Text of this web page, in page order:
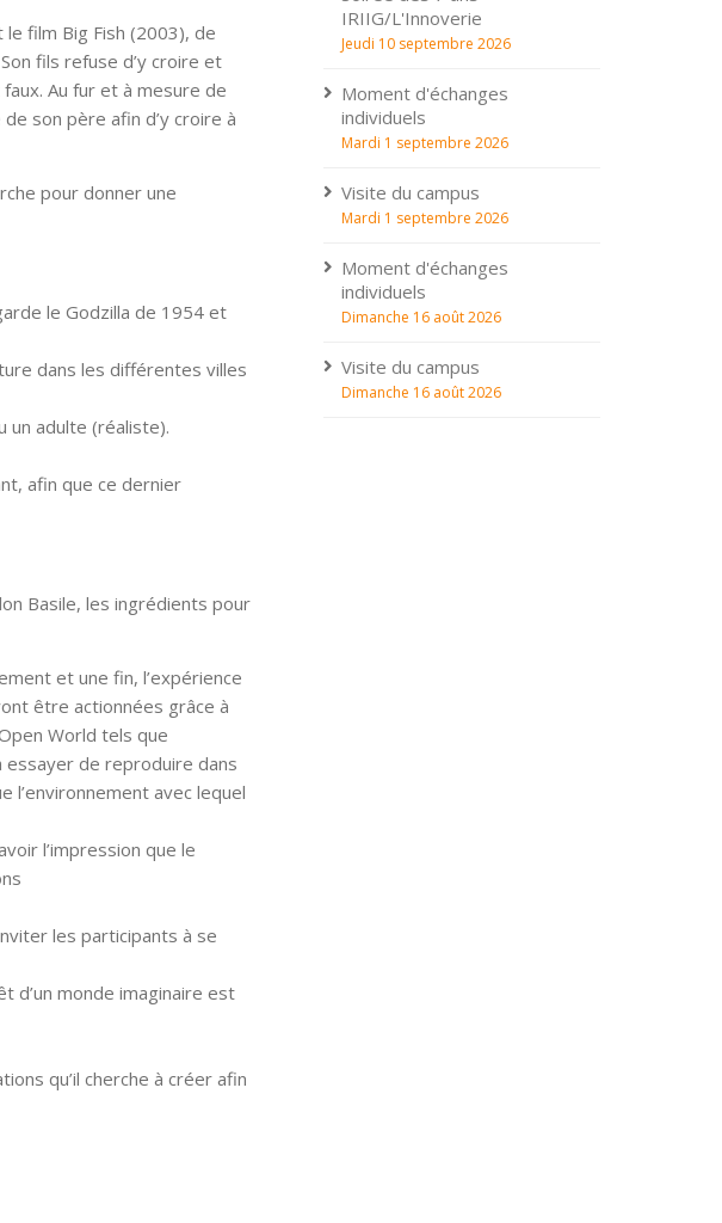
film Big Fish (2003), de
fils refuse d’y croire et
Au fur et à mesure de
son père afin d’y croire à
pour donner une
le Godzilla de 1954 et
dans les différentes villes
un adulte (réaliste).
afin que ce dernier
Basile, les ingrédients pour
et une fin, l’expérience
être actionnées grâce à
World tels que
essayer de reproduire dans
l’environnement avec lequel
l’impression que le
les participants à se
d’un monde imaginaire est
qu’il cherche à créer afin
IRIIG/L'Innoverie
Jeudi 10 septembre 2026
Moment d'échanges
individuels
Mardi 1 septembre 2026
Visite du campus
Mardi 1 septembre 2026
Moment d'échanges
individuels
Dimanche 16 août 2026
Visite du campus
Dimanche 16 août 2026